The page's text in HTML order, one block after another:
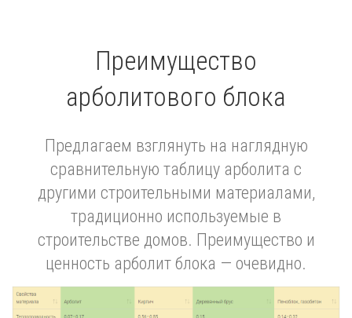
Преимущество
арболитового блока
Предлагаем взглянуть на наглядную
сравнительную таблицу арболита с
другими строительными материалами,
традиционно используемые в
строительстве домов. Преимущество и
ценность арболит блока — очевидно.